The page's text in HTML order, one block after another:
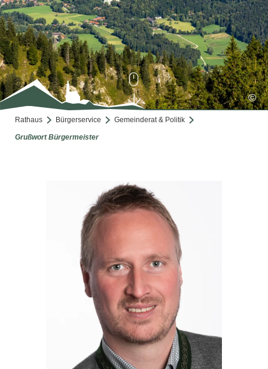
©
Rathaus Bürgerservice Gemeinderat & Politik
Grußwort Bürgermeister